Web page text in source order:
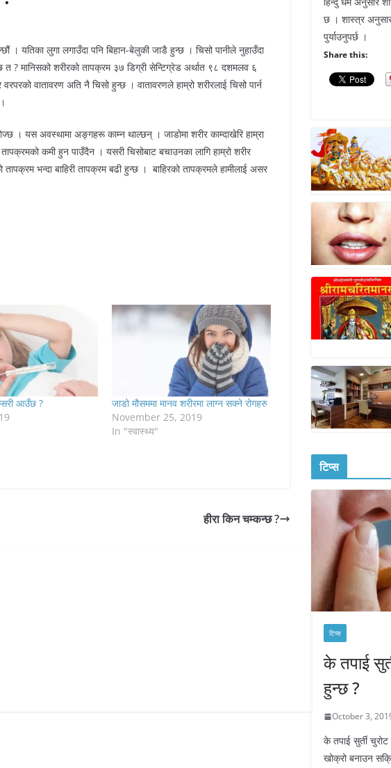
। यतिका लुगा लगाउँदा पनि बिहान-बेलुकी जाडै हुन्छ । चिसो पानीले नुहाउँदा
? मानिसको शरीरको तापक्रम ३७ डिग्री सेन्टिग्रेड अर्थात ९८ दशमलव ६
वातावरण अति नै चिसो हुन्छ । वातावरणले हाम्रो शरीरलाई चिसो पार्न
। यस अवस्थामा अङ्गहरू काम्न थाल्छन् । जाडोमा शरीर काम्दाखेरि हाम्रा
कमी हुन पाउँदैन । यसरी चिसोबाट बचाउनका लागि हाम्रो शरीर
तापक्रम भन्दा बाहिरी तापक्रम बढी हुन्छ । बाहिरको तापक्रमले हामीलाई असर
आउँछ ?
जाडो मौसममा मानव शरीरमा लाग्न सक्ने रोगहरु
November 25, 2019
In "स्वास्थ्य"
हीरा किन चम्कन्छ ?
छ । शास्त्र अनुसार
पुर्याउनुपर्छ ।
Share this:
टिप्स
टिप्स
के तपाई
हुन्छ ?
October 3,
के तपाई सुर्ती
खोक्रो बनाउन